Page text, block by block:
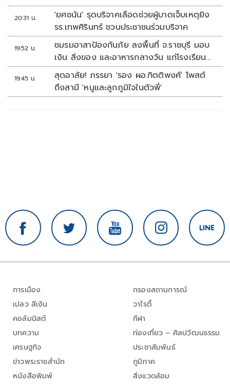
20:31 น.
'ยศชนัน' รุดบริจาคเลือดช่วยผู้บาดเจ็บเหตุยิง
รร.เทพศิรินทร์ ชวนประชาชนร่วมบริจาค
19:52 น.
ชมรมอาสาป้องกันภัย ลงพื้นที่ จ.ราชบุรี มอบ
เงิน สิ่งของ และอาหารกลางวัน แก่โรงเรียน
บ้านหนองน้ำใส
19:45 น.
สุดอาลัย! ภรรยา 'รอง ผอ.กิตติพงศ์' โพสต์
ถึงสามี 'หนูและลูกภูมิใจในตัวพี่'
การเมือง
เปลว สีเงิน
คอลัมนิสต์
บทความ
เศรษฐกิจ
ข่าวพระราชสำนัก
หนังสือพิมพ์
กรองสถานการณ์
วาไรตี้
กีฬา
ท่องเที่ยว – ศิลปวัฒนธรรม
ประชาสัมพันธ์
ภูมิภาค
สิ่งแวดล้อม